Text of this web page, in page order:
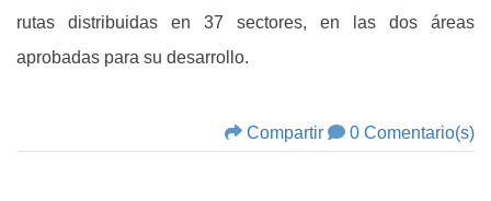
rutas distribuidas en 37 sectores, en las dos áreas
aprobadas para su desarrollo.
Compartir 0 Comentario(s)